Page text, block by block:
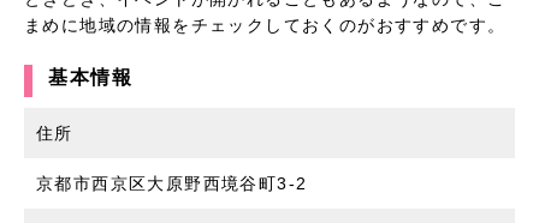
まめに地域の情報をチェックしておくのがおすすめです。
基本情報
住所
京都市西京区大原野西境谷町3-2